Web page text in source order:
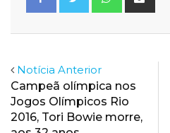
Notícia Anterior
Campeã olímpica nos
Jogos Olímpicos Rio
2016, Tori Bowie morre,